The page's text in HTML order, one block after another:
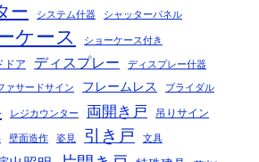
ー システム什器 シャッターパネル
ケース ショーケース付き
ドア ディスプレー ディスプレー什器
ァサードサイン フレームレス ブライダル
レジカウンター 両開き戸 吊りサイン
壁面造作 姿見 引き戸 文具